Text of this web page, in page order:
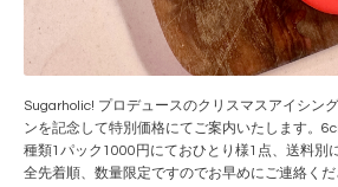
Sugarholic! プロデュースのクリスマスアイシン
ンを記念して特別価格にてご案内いたします。
種類1パック1000円にておひとり様1点、送料別
全先着順、数量限定ですのでお早めにご連絡くだ